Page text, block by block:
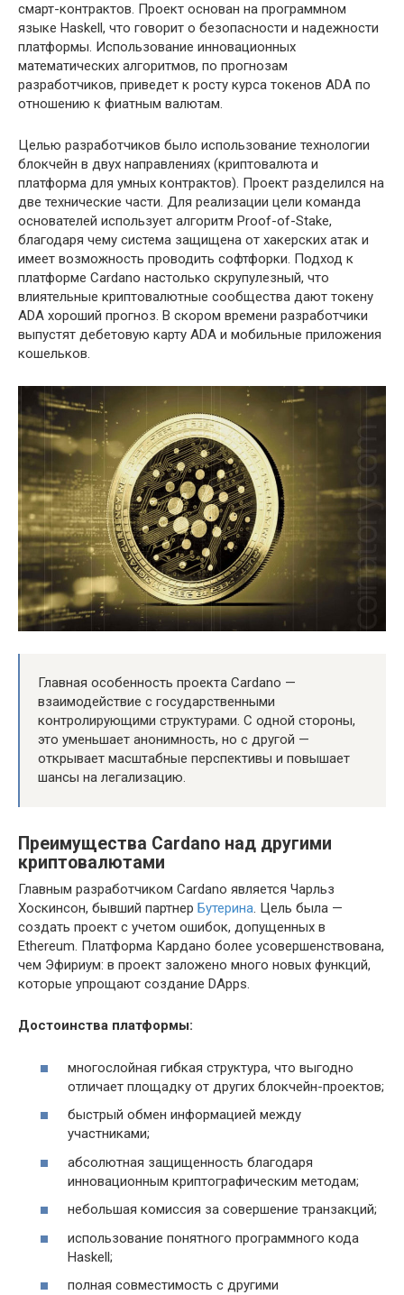
смарт-контрактов. Проект основан на программном
языке Haskell, что говорит о безопасности и надежности
платформы. Использование инновационных
математических алгоритмов, по прогнозам
разработчиков, приведет к росту курса токенов ADA по
отношению к фиатным валютам.
Целью разработчиков было использование технологии
блокчейн в двух направлениях (криптовалюта и
платформа для умных контрактов). Проект разделился на
две технические части. Для реализации цели команда
основателей использует алгоритм Proof-of-Stake,
благодаря чему система защищена от хакерских атак и
имеет возможность проводить софтфорки. Подход к
платформе Cardano настолько скрупулезный, что
влиятельные криптовалютные сообщества дают токену
ADA хороший прогноз. В скором времени разработчики
выпустят дебетовую карту ADA и мобильные приложения
кошельков.
Главная особенность проекта Cardano —
взаимодействие с государственными
контролирующими структурами. С одной стороны,
это уменьшает анонимность, но с другой —
открывает масштабные перспективы и повышает
шансы на легализацию.
Преимущества Cardano над другими
криптовалютами
Главным разработчиком Cardano является Чарльз
Хоскинсон, бывший партнер Бутерина. Цель была —
создать проект с учетом ошибок, допущенных в
Ethereum. Платформа Кардано более усовершенствована,
чем Эфириум: в проект заложено много новых функций,
которые упрощают создание DApps.
Достоинства платформы:
многослойная гибкая структура, что выгодно
отличает площадку от других блокчейн-проектов;
быстрый обмен информацией между
участниками;
абсолютная защищенность благодаря
инновационным криптографическим методам;
небольшая комиссия за совершение транзакций;
использование понятного программного кода
Haskell;
полная совместимость с другими